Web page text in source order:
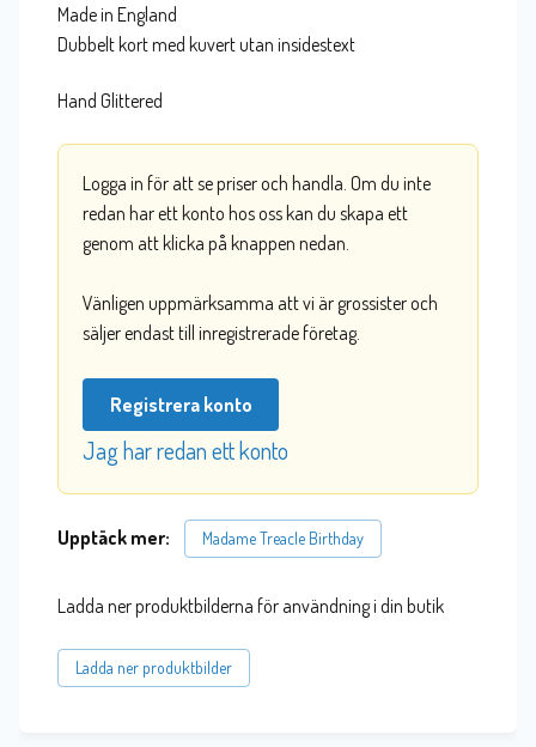
Made in England
Dubbelt kort med kuvert utan insidestext
Hand Glittered
Logga in för att se priser och handla. Om du inte
redan har ett konto hos oss kan du skapa ett
genom att klicka på knappen nedan.
Vänligen uppmärksamma att vi är grossister och
säljer endast till inregistrerade företag.
Registrera konto
Jag har redan ett konto
Upptäck mer: Madame Treacle Birthday
Ladda ner produktbilderna för användning i din butik
Ladda ner produktbilder